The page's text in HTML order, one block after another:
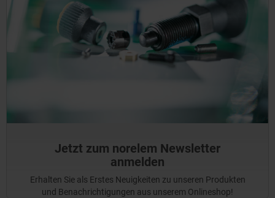
Jetzt zum norelem Newsletter
anmelden
Erhalten Sie als Erstes Neuigkeiten zu unseren Produkten
und Benachrichtigungen aus unserem Onlineshop!